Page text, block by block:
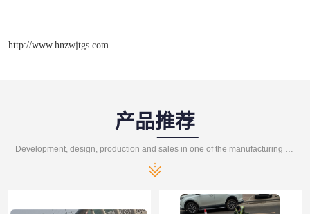
http://www.hnzwjtgs.com
产品推荐